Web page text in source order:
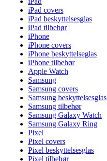
iPad covers
iPad beskyttelsesglas
iPad tilbehør
iPhone
iPhone covers
iPhone beskyttelseglas
iPhone tilbehør
Apple Watch
Samsung
Samsung covers
Samsung beskyttelsesglas
Samsung tilbehør
Samsung Galaxy Watch
Samsung Galaxy Ring
Pixel
Pixel covers
Pixel beskyttelsesglas
Pixel tilbehør